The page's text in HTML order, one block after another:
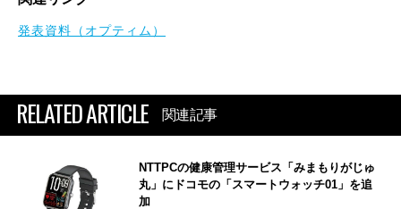
発表資料（オプティム）
RELATED ARTICLE 関連記事
NTTPCの健康管理サービス「みまもりがじゅ
丸」にドコモの「スマートウォッチ01」を追
加